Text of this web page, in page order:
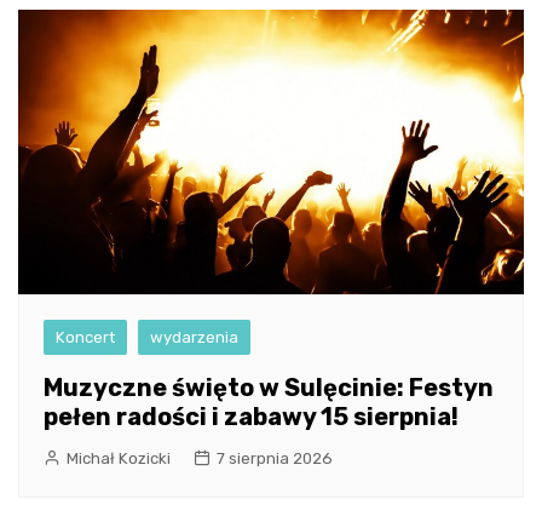
Koncert wydarzenia
Muzyczne święto w Sulęcinie: Festyn
pełen radości i zabawy 15 sierpnia!
Michał Kozicki 7 sierpnia 2026